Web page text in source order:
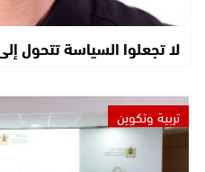
لا تجعلوا السياسة تتحول
تربية وتكوين